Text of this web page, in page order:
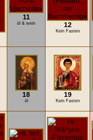
11
öl & wein 12
Kein Fasten
18
öl
19
Kein Fasten